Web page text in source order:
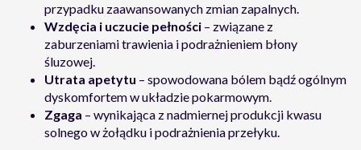
przypadku zaawansowanych zmian zapalnych.
Wzdęcia i uczucie pełności – związane z
zaburzeniami trawienia i podrażnieniem błony
śluzowej.
Utrata apetytu – spowodowana bólem bądź ogólnym
dyskomfortem w układzie pokarmowym.
Zgaga – wynikająca z nadmiernej produkcji kwasu
solnego w żołądku i podrażnienia przełyku.